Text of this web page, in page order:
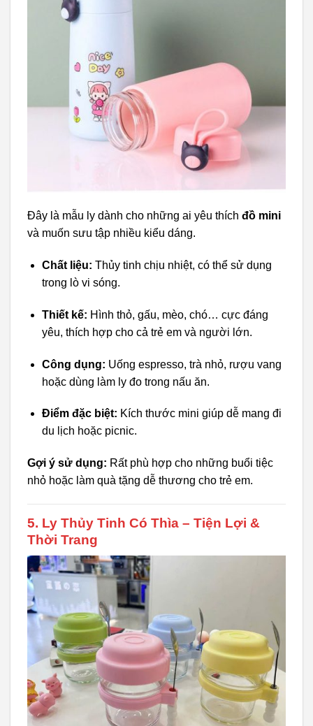
Đây là mẫu ly dành cho những ai yêu thích đồ mini
và muốn sưu tập nhiều kiểu dáng.
Chất liệu: Thủy tinh chịu nhiệt, có thể sử dụng
trong lò vi sóng.
Thiết kế: Hình thỏ, gấu, mèo, chó… cực đáng
yêu, thích hợp cho cả trẻ em và người lớn.
Công dụng: Uống espresso, trà nhỏ, rượu vang
hoặc dùng làm ly đo trong nấu ăn.
Điểm đặc biệt: Kích thước mini giúp dễ mang đi
du lịch hoặc picnic.
Gợi ý sử dụng: Rất phù hợp cho những buổi tiệc
nhỏ hoặc làm quà tặng dễ thương cho trẻ em.
5. Ly Thủy Tinh Có Thìa – Tiện Lợi &
Thời Trang